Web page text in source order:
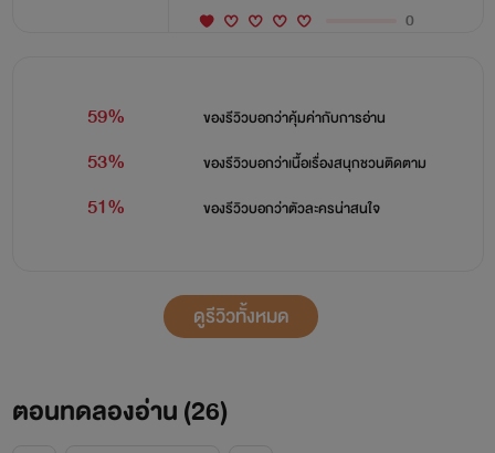
0
59% ของรีวิวบอกว่าคุ้มค่ากับการอ่าน
53% ของรีวิวบอกว่าเนื้อเรื่องสนุกชวนติดตาม
51% ของรีวิวบอกว่าตัวละครน่าสนใจ
ดูรีวิวทั้งหมด
ตอนทดลองอ่าน (26)